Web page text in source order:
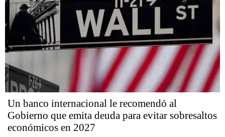
Un banco internacional le recomendó al
Gobierno que emita deuda para evitar sobresaltos
económicos en 2027